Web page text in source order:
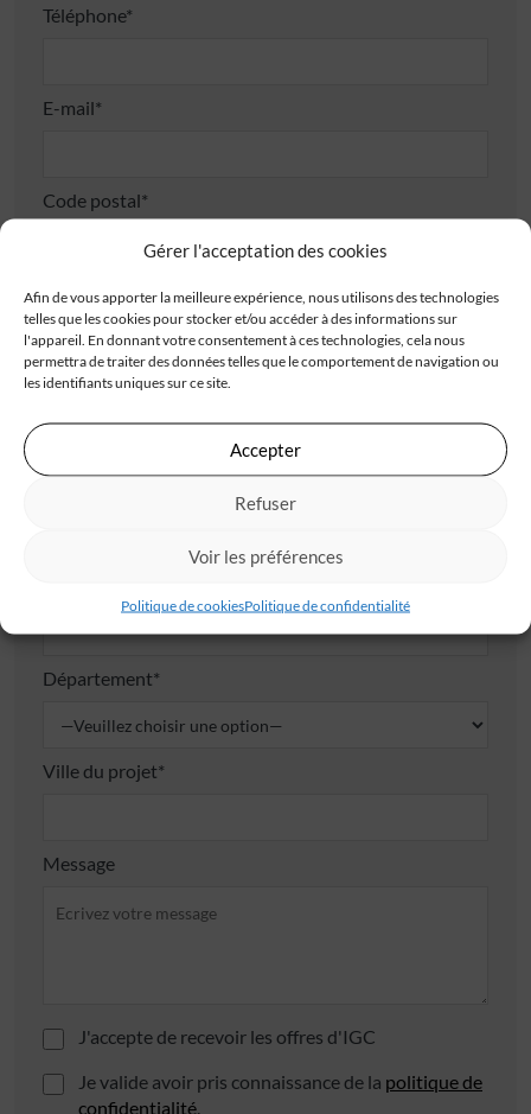
Gérer l'acceptation des cookies
Afin de vous apporter la meilleure expérience, nous utilisons des technologies
telles que les cookies pour stocker et/ou accéder à des informations sur
l'appareil. En donnant votre consentement à ces technologies, cela nous
permettra de traiter des données telles que le comportement de navigation ou
les identifiants uniques sur ce site.
Accepter
Refuser
Voir les préférences
Politique de cookiesPolitique de confidentialité
Téléphone*
E-mail*
Code postal*
Ville*
Mon projet de construction
Département*
Ville du projet*
Message
J'accepte de recevoir les offres d'IGC
Je valide avoir pris connaissance de la politique de
confidentialité.